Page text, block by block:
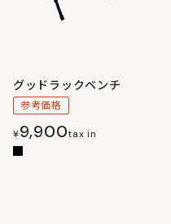
グッドラックベンチ
参考価格
¥9,900tax in